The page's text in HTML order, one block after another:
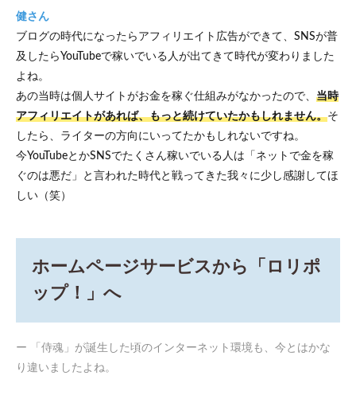
健さん
ブログの時代になったらアフィリエイト広告ができて、SNSが普
及したらYouTubeで稼いでいる人が出てきて時代が変わりました
よね。
あの当時は個人サイトがお金を稼ぐ仕組みがなかったので、 当時
アフィリエイトがあれば、もっと続けていたかもしれません。そ
したら、ライターの方向にいってたかもしれないですね。
今YouTubeとかSNSでたくさん稼いでいる人は「ネットで金を稼
ぐのは悪だ」と言われた時代と戦ってきた我々に少し感謝してほ
しい（笑）
ホームページサービスから「ロリポ
ップ！」へ
ー 「侍魂」が誕生した頃のインターネット環境も、今とはかな
り違いましたよね。